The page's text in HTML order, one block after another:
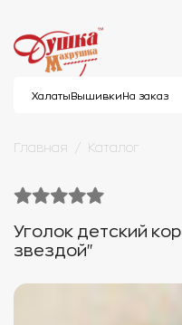
Халаты Вышивки На заказ
Главная Каталог
Уголок детский
звездой"